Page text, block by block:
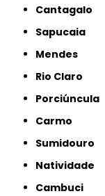
Cantagalo
Sapucaia
Mendes
Rio Claro
Porciúncula
Carmo
Sumidouro
Natividade
Cambuci